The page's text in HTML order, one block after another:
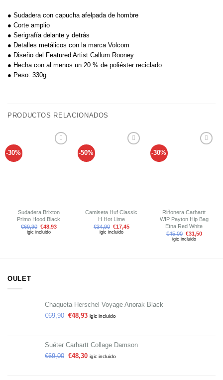
● Sudadera con capucha afelpada de hombre
● Corte amplio
● Serigrafía delante y detrás
● Detalles metálicos con la marca Volcom
● Diseño del Featured Artist Callum Rooney
● Hecha con al menos un 20 % de poliéster reciclado
● Peso: 330g
PRODUCTOS RELACIONADOS
-30%
Sudadera Brixton
Primo Hood Black
€69,90 €48,93
igic incluido
-50%
Camiseta Huf Classic
H Hot Lime
€34,90 €17,45
igic incluido
-30%
Riñonera Carhartt
WIP Payton Hip Bag
Etna Red White
€45,00 €31,50
igic incluido
OULET
Chaqueta Herschel Voyage Anorak Black
€69,90 €48,93 igic incluido
Suéter Carhartt Collage Damson
€69,00 €48,30 igic incluido